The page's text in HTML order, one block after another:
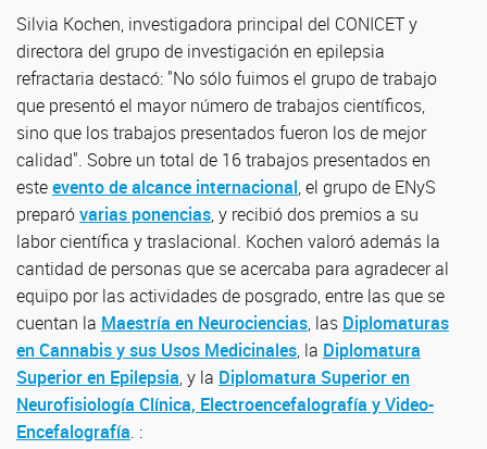
Silvia Kochen, investigadora principal del CONICET y
directora del grupo de investigación en epilepsia
refractaria destacó: "No sólo fuimos el grupo de trabajo
que presentó el mayor número de trabajos científicos,
sino que los trabajos presentados fueron los de mejor
calidad". Sobre un total de 16 trabajos presentados en
esteevento de alcance internacional, el grupo de ENyS
preparóvarias ponencias, y recibió dos premios a su
labor científica y traslacional. Kochen valoró además la
cantidad de personas que se acercaba para agradecer al
equipo por las actividades de posgrado, entre las que se
cuentan la Maestría en Neurociencias, las Diplomaturas
en Cannabis y sus Usos Medicinales, la Diplomatura
Superior en Epilepsia, y la Diplomatura Superior en
Neurofisiología Clínica, Electroencefalografía y Video-
Encefalografía. :